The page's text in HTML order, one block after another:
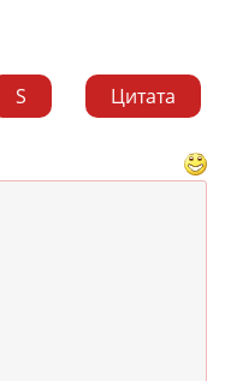
S
Цитата